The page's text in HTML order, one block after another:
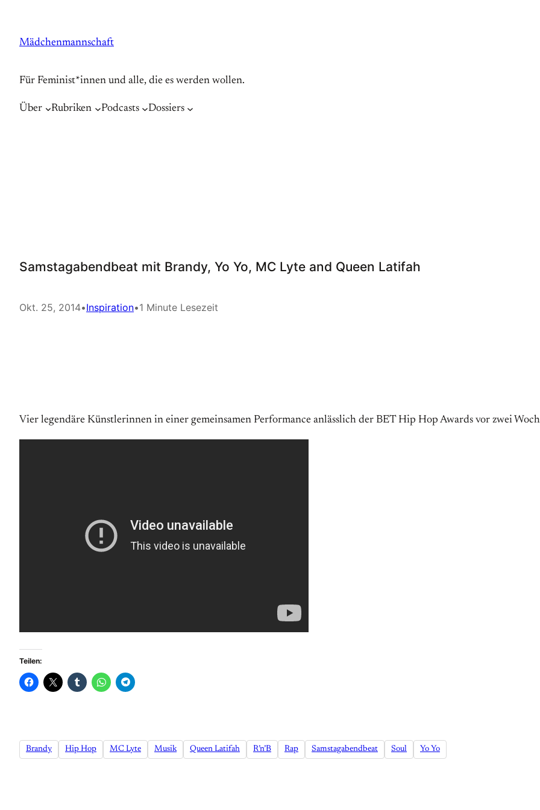
springen
Mädchenmannschaft
Für Feminist*innen und alle, die es werden wollen.
Über Rubriken Podcasts Dossiers
Samstagabendbeat mit Brandy, Yo Yo, MC Lyte and Queen Latifah
Okt. 25, 2014•Inspiration•1 Minute Lesezeit
Vier legendäre Künstlerinnen in einer gemeinsamen Performance anlässlich der BET Hip Hop Awards vor zwei
Teilen:
Brandy Hip Hop MC Lyte Musik Queen Latifah R’n’B Rap Samstagabendbeat Soul Yo Yo